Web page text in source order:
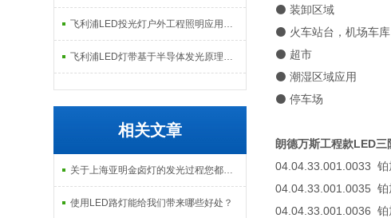
飞利浦LED投光灯户外工程照明应用场景与日常维护检修指南
飞利浦LED灯带基于半导体发光原理的构造与智能调控技术解析
相关文章
关于上海亚明金卤灯的发光过程您都了解吗？
使用LED路灯能给我们带来哪些好处？
⚫ 装卸区域
⚫ 火车站台，机场车
⚫ 超市
⚫ 潮湿区域应用
⚫ 停车场
朗德万斯工程款LED
04.04.33.001.0033 铂
04.04.33.001.0035 铂
04.04.33.001.0036 铂